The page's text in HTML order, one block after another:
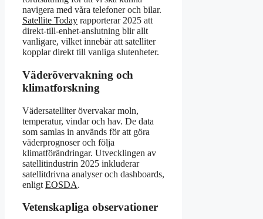
navigera med våra telefoner och bilar.
Satellite Today rapporterar 2025 att
direkt-till-enhet-anslutning blir allt
vanligare, vilket innebär att satelliter
kopplar direkt till vanliga slutenheter.
Väderövervakning och
klimatforskning
Vädersatelliter övervakar moln,
temperatur, vindar och hav. De data
som samlas in används för att göra
väderprognoser och följa
klimatförändringar. Utvecklingen av
satellitindustrin 2025 inkluderar
satellitdrivna analyser och dashboards,
enligt EOSDA.
Vetenskapliga observationer